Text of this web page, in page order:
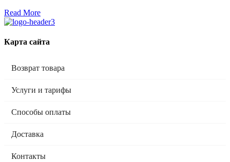
Read More
Карта сайта
Возврат товара
Услуги и тарифы
Способы оплаты
Доставка
Контакты